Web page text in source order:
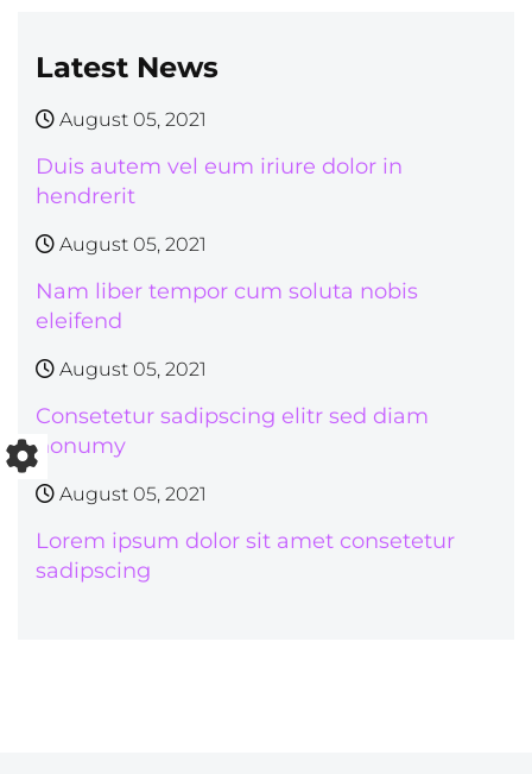
Latest News
August 05, 2021
Duis autem vel eum iriure dolor in
hendrerit
August 05, 2021
Nam liber tempor cum soluta nobis
eleifend
August 05, 2021
Consetetur sadipscing elitr sed diam
nonumy
August 05, 2021
Lorem ipsum dolor sit amet consetetur
sadipscing